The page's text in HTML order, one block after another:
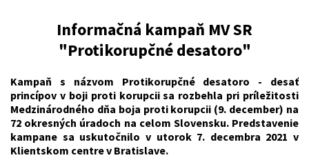
Informačná kampaň MV SR
"Protikorupčné desatoro"
Kampaň s názvom Protikorupčné desatoro - desať
princípov v boji proti korupcii sa rozbehla pri príležitosti
Medzinárodného dňa boja proti korupcii (9. december) na
72 okresných úradoch na celom Slovensku. Predstavenie
kampane sa uskutočnilo v utorok 7. decembra 2021 v
Klientskom centre v Bratislave.